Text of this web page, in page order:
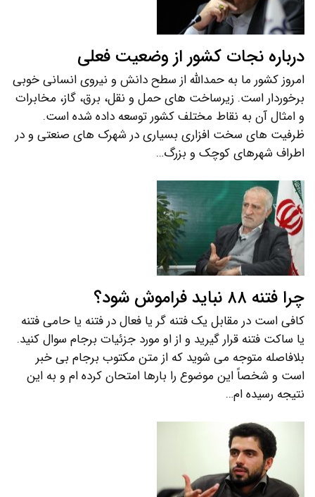
درباره نجات کشور از وضعیت فعلی
امروز کشور ما به حمدالله از سطح دانش و نیروی انسانی خوبی
برخوردار است. زیرساخت های حمل و نقل، برق، گاز، مخابرات
و امثال آن به نقاط مختلف کشور توسعه داده شده است.
ظرفیت های سخت افزاری بسیاری در شهرک های صنعتی و در
اطراف شهرهای کوچک و بزرگ…
چرا فتنه ۸۸ نباید فراموش شود؟
کافی است در مقابل یک فتنه گر یا فعال در فتنه یا حامی فتنه
یا ساکت فتنه قرار گیرید و از او مورد جزئیات برجام سوال کنید.
بلافاصله متوجه می شوید که از متن مکتوب برجام بی خبر
است و شخصاً این موضوع را بارها امتحان کرده ام و به این
نتیجه رسیده ام…